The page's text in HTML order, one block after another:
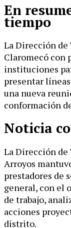
En
tiempo
La Dirección
Claromecó con
instituciones
presentar
una nueva
conformación
Noticia
La Dirección
Arroyos
prestadores de
general, con el
de trabajo,
acciones
distrito.